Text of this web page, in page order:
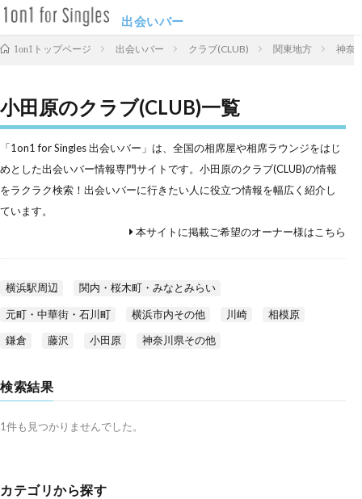
出会いバー
1on1トップページ 出会いバー クラブ(CLUB) 関東地方 神奈
小田原のクラブ(CLUB)一覧
「1on1 for Singles 出会いバー」は、全国の相席屋や相席ラウンジをはじ
めとした出会いバー情報専門サイトです。小田原のクラブ(CLUB)の情報
をラクラク検索！出会いバーに行きたい人に役立つ情報を幅広く紹介し
ています。
本サイトに掲載ご希望のオーナー様はこちら
横浜駅周辺 関内・桜木町・みなとみらい
元町・中華街・石川町 横浜市内その他 川崎 相模原
鎌倉 藤沢 小田原 神奈川県その他
検索結果
1件も見つかりませんでした。
カテゴリから探す